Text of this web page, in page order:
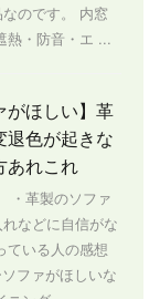
のです。 内窓
・防音・エ ...
がほしい】革
退色が起きな
あれこれ
革製のソファ
などに自信がな
ている人の感想
ファがほしいな